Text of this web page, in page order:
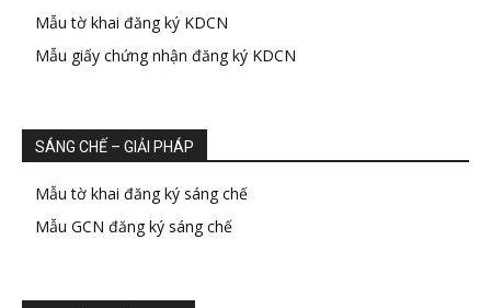
Mẫu tờ khai đăng ký KDCN
Mẫu giấy chứng nhận đăng ký KDCN
SÁNG CHẾ – GIẢI PHÁP
Mẫu tờ khai đăng ký sáng chế
Mẫu GCN đăng ký sáng chế